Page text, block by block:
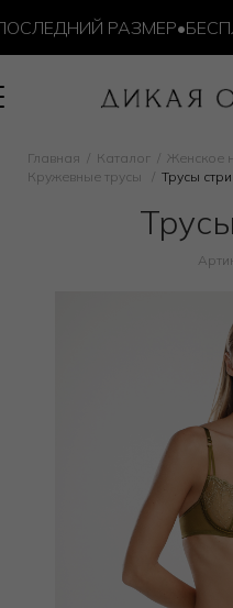
РАЗМЕР•
Главная Каталог Женское
Кружевные трусы
Трусы